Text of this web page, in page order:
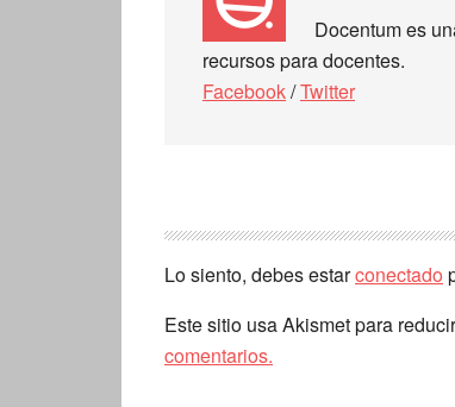
Docentum es
recursos para docentes.
Facebook/Twitter
Lo siento, debes estarconectado
Este sitio usa Akismet para
comentarios.